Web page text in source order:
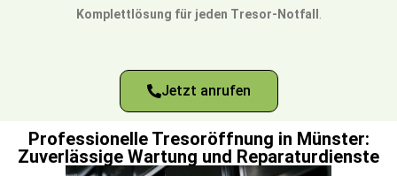
Komplettlösung für jeden Tresor-Notfall
Jetzt anrufen
Professionelle Tresoröffnung in Münster:
Zuverlässige Wartung und Reparaturdienste